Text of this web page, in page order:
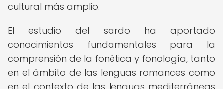
cultural más amplio.
El estudio del sardo ha aportado
conocimientos fundamentales para la
comprensión de la fonética y fonología, tanto
en el ámbito de las lenguas romances como
en el contexto de las lenguas mediterráneas